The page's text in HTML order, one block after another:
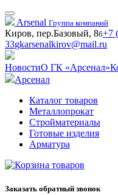
Arsenal Группа компаний
Киров, пер.Базовый, 8б+7
33gkarsenalkirov@mail.ru
НовостиО ГК «Арсенал»
Арсенал
Каталог товаров
Металлопрокат
Стройматериалы
Готовые изделия
Арматура
Заказать обратный звонок